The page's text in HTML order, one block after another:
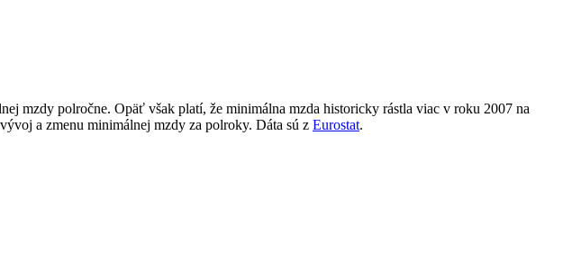
mzdy polročne. Opäť však platí, že minimálna mzda historicky rástla viac v roku 2007 na
a zmenu minimálnej mzdy za polroky. Dáta sú z Eurostat.